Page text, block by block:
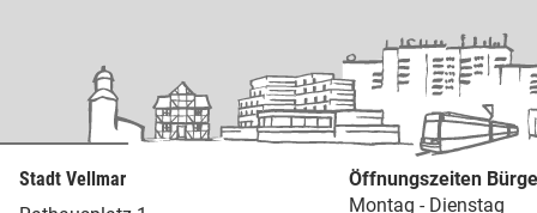
Stadt Vellmar
Öffnungszeiten
Montag - Dienstag